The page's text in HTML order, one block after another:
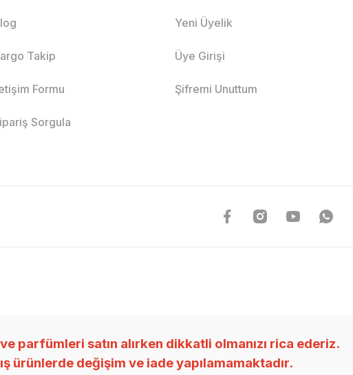
Takip
Formu
Sorgula
Yeni Üyelik
Üye Girişi
Şifremi Unuttum
parfümleri satın alırken dikkatli olmanızı rica ederiz.
ürünlerde değişim ve iade yapılamamaktadır.